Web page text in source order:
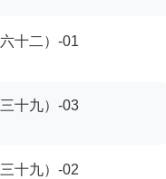
十二）-01
十九）-03
十九）-02